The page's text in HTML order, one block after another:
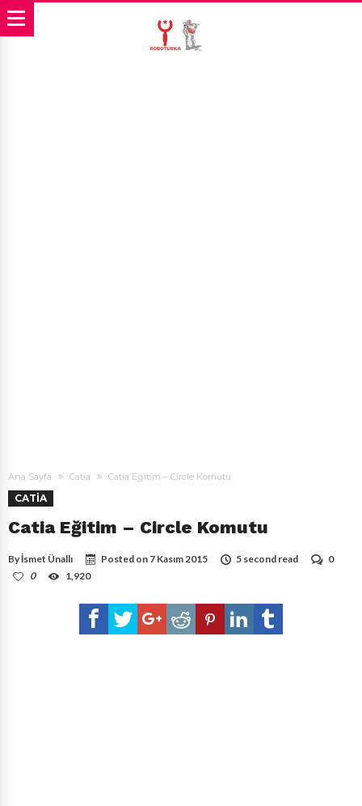
Ana Sayfa Catia Catia Eğitim – Circle Komutu
CATIA
Catia Eğitim – Circle Komutu
Byİsmet Ünallı Posted on 7 Kasım 2015 5 second read
0
0
1,920